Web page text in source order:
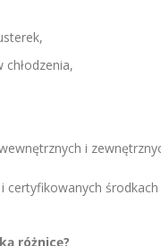
i
i certyfikowanych środkach
różnicę?